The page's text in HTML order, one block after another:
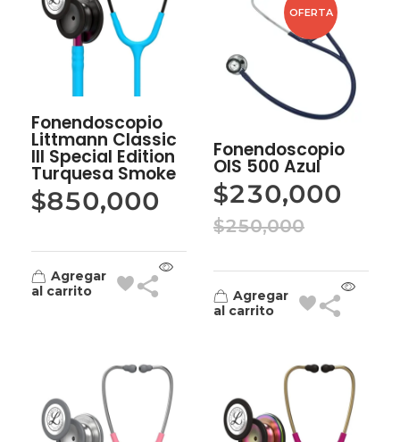
Fonendoscopio
Littmann Classic
III Special Edition
Turquesa Smoke
$850,000
Agregar
al carrito
OFERTA
Fonendoscopio
OIS 500 Azul
$230,000
$250,000
Agregar
al carrito